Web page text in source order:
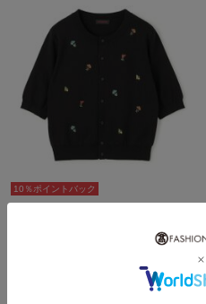
10％ポイントバック
CABaN